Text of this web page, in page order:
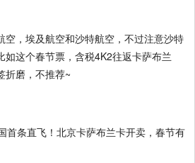
空，埃及航空和沙特航空，不过注意沙特
如这个春节票，含税4K2往返卡萨布兰
折磨，不推荐~